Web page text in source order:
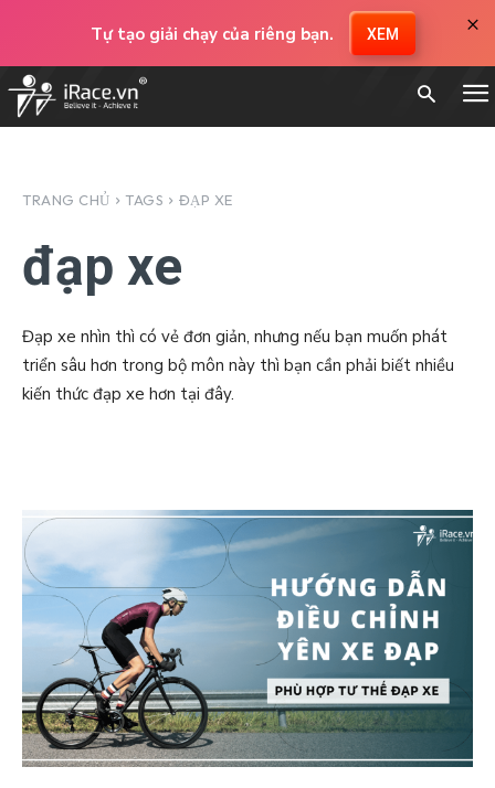
Tự tạo giải chạy của riêng bạn. XEM ×
TRANG CHỦ TAGS ĐẠP XE
đạp xe
Đạp xe nhìn thì có vẻ đơn giản, nhưng nếu bạn muốn phát
triển sâu hơn trong bộ môn này thì bạn cần phải biết nhiều
kiến thức đạp xe hơn tại đây.